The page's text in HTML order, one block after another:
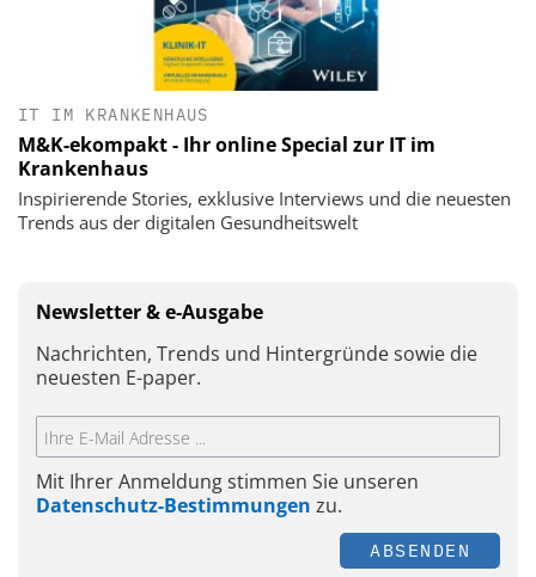
IT IM KRANKENHAUS
M&K-ekompakt - Ihr online Special zur IT im
Krankenhaus
Inspirierende Stories, exklusive Interviews und die neuesten
Trends aus der digitalen Gesundheitswelt
Newsletter & e-Ausgabe
Nachrichten, Trends und Hintergründe sowie die
neuesten E-paper.
Mit Ihrer Anmeldung stimmen Sie unseren
Datenschutz-Bestimmungen zu.
ABSENDEN